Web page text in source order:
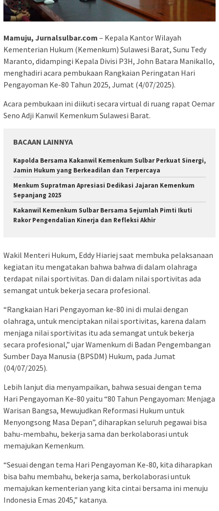
Mamuju, Jurnalsulbar.com – Kepala Kantor Wilayah
Kementerian Hukum (Kemenkum) Sulawesi Barat, Sunu Tedy
Maranto, didampingi Kepala Divisi P3H, John Batara Manikallo,
menghadiri acara pembukaan Rangkaian Peringatan Hari
Pengayoman Ke-80 Tahun 2025, Jumat (4/07/2025).
Acara pembukaan ini diikuti secara virtual di ruang rapat Oemar
Seno Adji Kanwil Kemenkum Sulawesi Barat.
BACAAN LAINNYA
Kapolda Bersama Kakanwil Kemenkum Sulbar Perkuat Sinergi,
Jamin Hukum yang Berkeadilan dan Terpercaya
Menkum Supratman Apresiasi Dedikasi Jajaran Kemenkum
Sepanjang 2025
Kakanwil Kemenkum Sulbar Bersama Sejumlah Pimti Ikuti
Rakor Pengendalian Kinerja dan Refleksi Akhir
Wakil Menteri Hukum, Eddy Hiariej saat membuka pelaksanaan
kegiatan itu mengatakan bahwa bahwa di dalam olahraga
terdapat nilai sportivitas. Dan di dalam nilai sportivitas ada
semangat untuk bekerja secara profesional.
“Rangkaian Hari Pengayoman ke-80 ini di mulai dengan
olahraga, untuk menciptakan nilai sportivitas, karena dalam
menjaga nilai sportivitas itu ada semangat untuk bekerja
secara profesional,” ujar Wamenkum di Badan Pengembangan
Sumber Daya Manusia (BPSDM) Hukum, pada Jumat
(04/07/2025).
Lebih lanjut dia menyampaikan, bahwa sesuai dengan tema
Hari Pengayoman Ke-80 yaitu “80 Tahun Pengayoman: Menjaga
Warisan Bangsa, Mewujudkan Reformasi Hukum untuk
Menyongsong Masa Depan”, diharapkan seluruh pegawai bisa
bahu-membahu, bekerja sama dan berkolaborasi untuk
memajukan Kemenkum.
“Sesuai dengan tema Hari Pengayoman Ke-80, kita diharapkan
bisa bahu membahu, bekerja sama, berkolaborasi untuk
memajukan kementerian yang kita cintai bersama ini menuju
Indonesia Emas 2045,” katanya.